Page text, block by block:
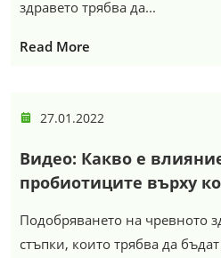
здравето трябва да...
Read More
27.01.2022
Видео: Какво е
пробиотиците върху
Подобряването на чревното
стъпки, които трябва да